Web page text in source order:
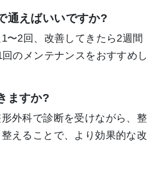
通えばいいですか?
〜2回、改善してきたら2週間
のメンテナンスをおすすめし
ますか?
外科で診断を受けながら、整
えることで、より効果的な改